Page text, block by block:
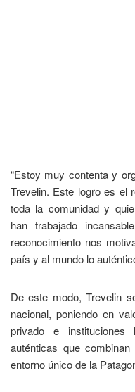
“Estoy muy contenta y
Trevelin. Este logro es el
toda la comunidad y
han trabajado
reconocimiento nos
país y al mundo lo
De este modo, Trevelin
nacional, poniendo en
privado e instituciones
auténticas que
entorno único de la